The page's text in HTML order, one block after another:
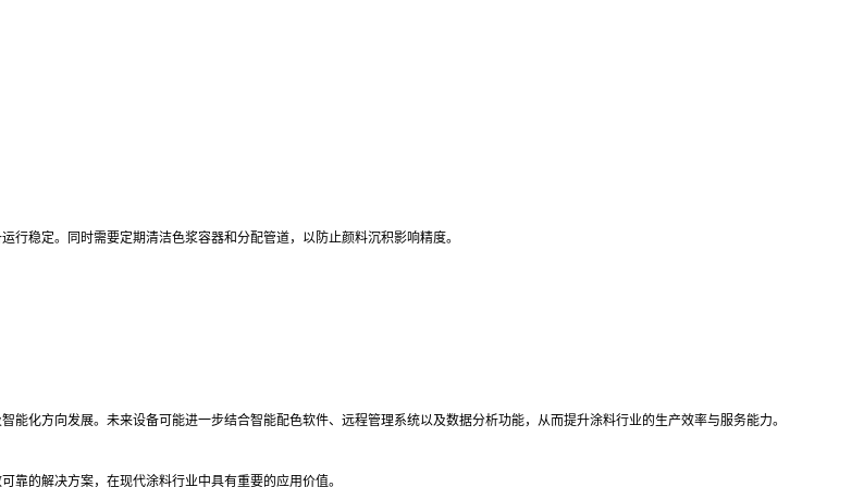
稳定。同时需要定期清洁色浆容器和分配管道，以防止颜料沉积影响精度。
化方向发展。未来设备可能进一步结合智能配色软件、远程管理系统以及数据分析功能，从而提升涂料行业的生产效率与服务能力。
靠的解决方案，在现代涂料行业中具有重要的应用价值。